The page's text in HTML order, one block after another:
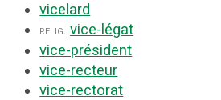
vicelard
relig. vice-légat
vice-président
vice-recteur
vice-rectorat